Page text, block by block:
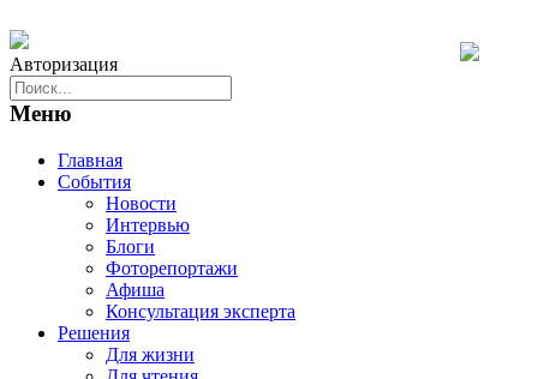
Авторизация
Меню
Главная
События
Новости
Интервью
Блоги
Фоторепортажи
Афиша
Консультация эксперта
Решения
Для жизни